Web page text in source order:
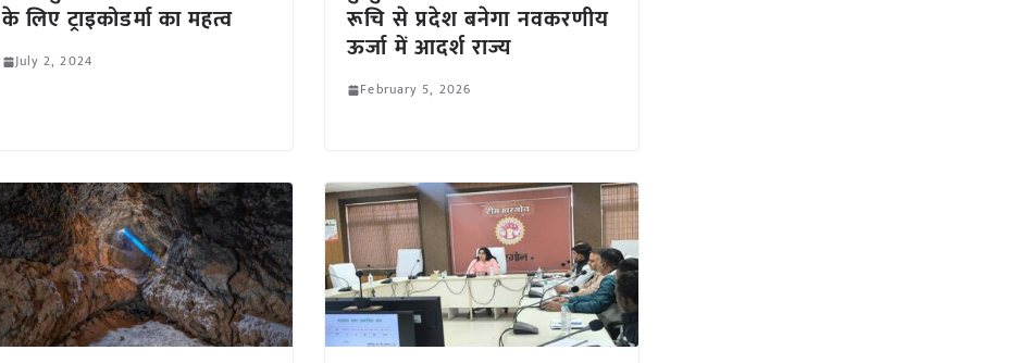
के लिए ट्राइकोडर्मा का महत्व
July 2, 2024
रूचि से प्रदेश बनेगा नवकरणीय
ऊर्जा में आदर्श राज्य
February 5, 2026